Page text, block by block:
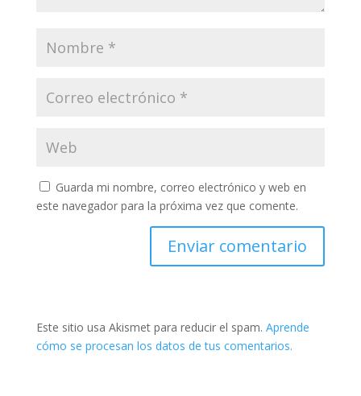
Guarda mi nombre, correo electrónico y web en
este navegador para la próxima vez que comente.
Este sitio usa Akismet para reducir el spam. Aprende
cómo se procesan los datos de tus comentarios.